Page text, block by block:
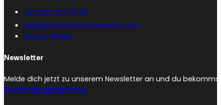
+43 650 237 08 60
help@cannabisstorevienna.com
Unsere Filialen
Newsletter
Melde dich jetzt zu unserem Newsletter an und du
Newsletter-Anmeldung